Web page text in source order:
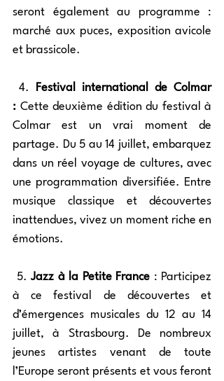
seront également au programme :
marché aux puces, exposition avicole
et brassicole.
4.
Festival international de Colmar
: Cette deuxième édition du festival à
Colmar est un vrai moment de
partage. Du 5 au 14 juillet, embarquez
dans un réel voyage de cultures, avec
une programmation diversifiée. Entre
musique classique et découvertes
inattendues, vivez un moment riche en
émotions.
5. Jazz à la Petite France : Participez
à ce festival de découvertes et
d’émergences musicales du 12 au 14
juillet, à Strasbourg. De nombreux
jeunes artistes venant de toute
l’Europe seront présents et vous feront